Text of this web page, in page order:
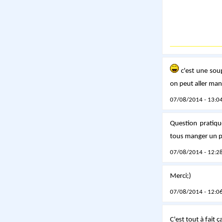
c'est une
on peut aller
07/08/2014 -
Question
tous manger un
07/08/2014 -
Merci;)
07/08/2014 -
C'est tout à fait